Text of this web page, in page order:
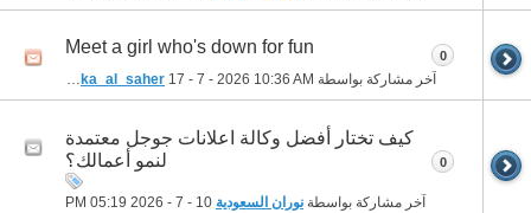
Meet a girl who's down for fun
آخر مشاركة بواسطة houka_al_saher 17 - 7 - 2026 10:36 AM
0
كيف تختار أفضل وكالة اعلانات جوجل معتمدة
لنمو أعمالك؟
آخر مشاركة بواسطة نوران السعودية 05:19 PM
0